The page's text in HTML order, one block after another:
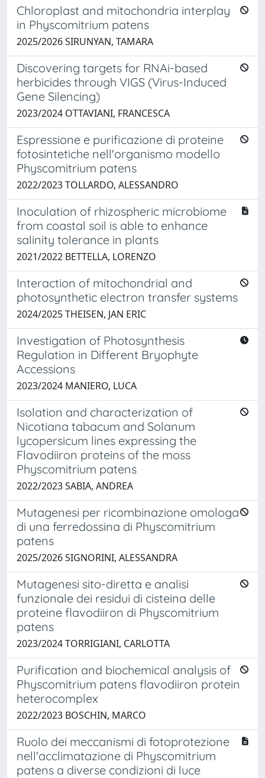
Chloroplast and mitochondria interplay
in Physcomitrium patens
2025/2026 SIRUNYAN, TAMARA
Discovering targets for RNAi-based
herbicides through VIGS (Virus-Induced
Gene Silencing)
2023/2024 OTTAVIANI, FRANCESCA
Espressione e purificazione di proteine
fotosintetiche nell'organismo modello
Physcomitrium patens
2022/2023 TOLLARDO, ALESSANDRO
Inoculation of rhizospheric microbiome
from coastal soil is able to enhance
salinity tolerance in plants
2021/2022 BETTELLA, LORENZO
Interaction of mitochondrial and
photosynthetic electron transfer systems
2024/2025 THEISEN, JAN ERIC
Investigation of Photosynthesis
Regulation in Different Bryophyte
Accessions
2023/2024 MANIERO, LUCA
Isolation and characterization of
Nicotiana tabacum and Solanum
lycopersicum lines expressing the
Flavodiiron proteins of the moss
Physcomitrium patens
2022/2023 SABIA, ANDREA
Mutagenesi per ricombinazione omologa
di una ferredossina di Physcomitrium
patens
2025/2026 SIGNORINI, ALESSANDRA
Mutagenesi sito-diretta e analisi
funzionale dei residui di cisteina delle
proteine flavodiiron di Physcomitrium
patens
2023/2024 TORRIGIANI, CARLOTTA
Purification and biochemical analysis of
Physcomitrium patens flavodiiron protein
heterocomplex
2022/2023 BOSCHIN, MARCO
Ruolo dei meccanismi di fotoprotezione
nell'acclimatazione di Physcomitrium
patens a diverse condizioni di luce